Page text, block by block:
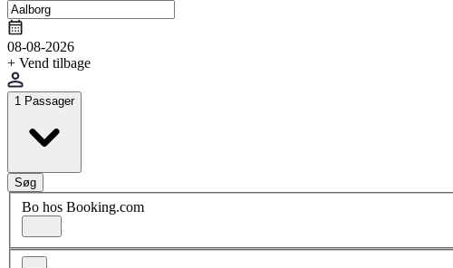
08-08-2026
+ Vend tilbage
1 Passager
Søg
Bo hos Booking.com